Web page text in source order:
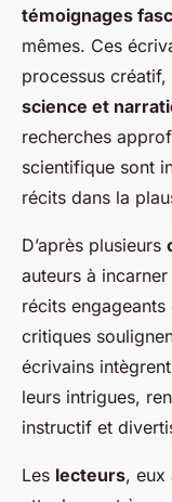
témoignages
mêmes. Ces
processus créatif,
science et
recherches
scientifique sont
récits dans la
D’après plusieurs
auteurs à
récits
critiques
écrivains
leurs intrigues,
instructif et
Les lecteurs, eux